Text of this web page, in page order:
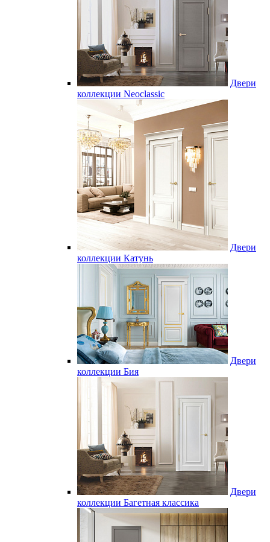
Двери
коллекции Neoclassic
Двери
коллекции Катунь
Двери
коллекции Бия
Двери
коллекции Багетная классика